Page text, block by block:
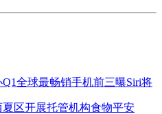
Q1全球最畅销手机前三曝Siri将
区开展托管机构食物平安